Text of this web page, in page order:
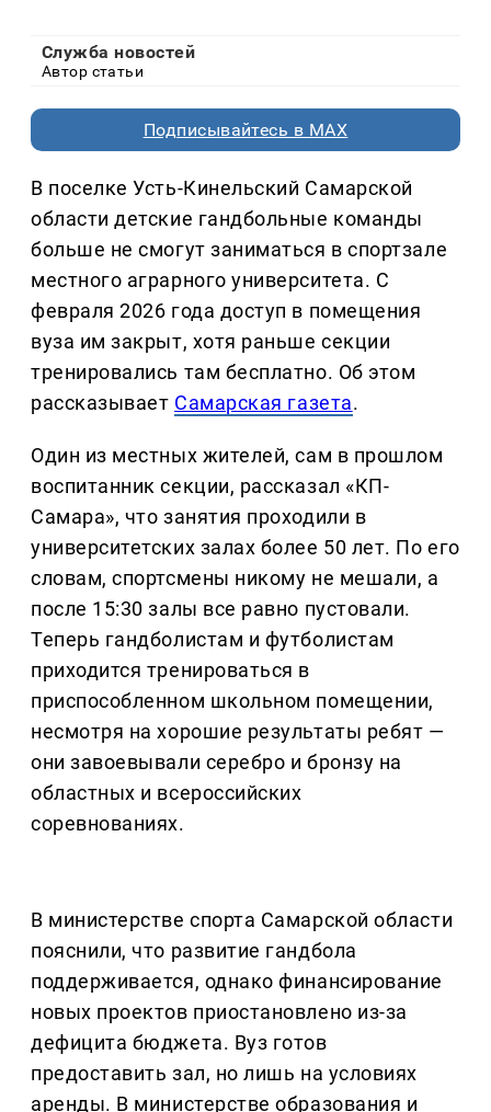
Служба новостей
Автор статьи
Подписывайтесь в MAX
В поселке Усть-Кинельский Самарской
области детские гандбольные команды
больше не смогут заниматься в спортзале
местного аграрного университета. С
февраля 2026 года доступ в помещения
вуза им закрыт, хотя раньше секции
тренировались там бесплатно. Об этом
рассказывает Самарская газета.
Один из местных жителей, сам в прошлом
воспитанник секции, рассказал «КП-
Самара», что занятия проходили в
университетских залах более 50 лет. По его
словам, спортсмены никому не мешали, а
после 15:30 залы все равно пустовали.
Теперь гандболистам и футболистам
приходится тренироваться в
приспособленном школьном помещении,
несмотря на хорошие результаты ребят —
они завоевывали серебро и бронзу на
областных и всероссийских
соревнованиях.
В министерстве спорта Самарской области
пояснили, что развитие гандбола
поддерживается, однако финансирование
новых проектов приостановлено из-за
дефицита бюджета. Вуз готов
предоставить зал, но лишь на условиях
аренды. В министерстве образования и